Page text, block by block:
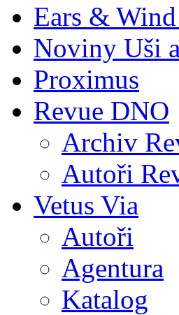
Ears &
Noviny Uši
Proximus
Revue DNO
Archiv
Autoři
Vetus Via
Autoři
Agentura
Katalog